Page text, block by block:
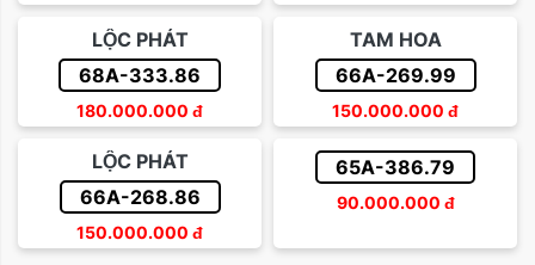
LỘC PHÁT
68A-333.86
180.000.000 đ
TAM HOA
66A-269.99
150.000.000 đ
LỘC PHÁT
66A-268.86
150.000.000 đ
65A-386.79
90.000.000 đ